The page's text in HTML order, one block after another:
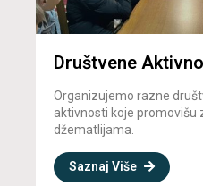
Društvene
Organizujemo razne
aktivnosti koje promovišu
džematlijama.
Saznaj Više